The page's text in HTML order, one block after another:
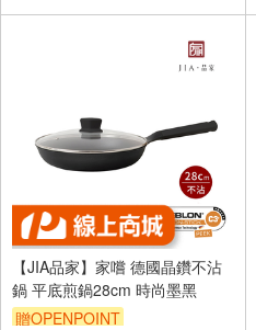
【JIA品家】家嚐 德國晶鑽不沾
鍋 平底煎鍋28cm 時尚墨黑
贈OPENPOINT